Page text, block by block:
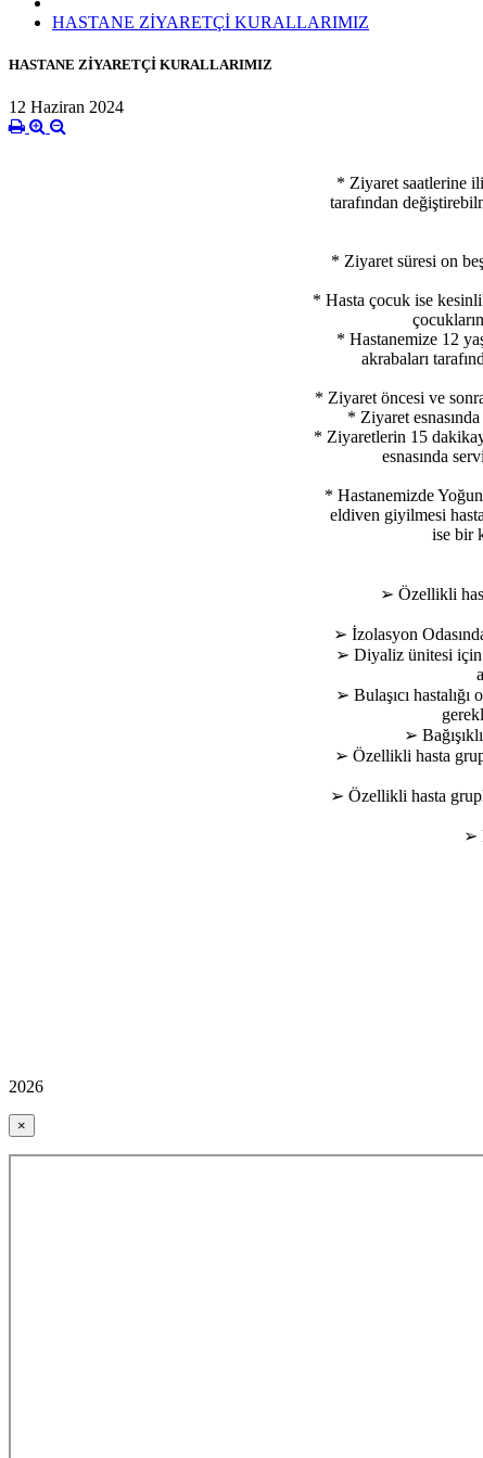
HASTANE ZİYARETÇİ KURALLARIMIZ
HASTANE ZİYARETÇİ KURALLARIMIZ
12 Haziran 2024
* Ziyaret saatlerine
tarafından
* Ziyaret süresi on
* Hasta çocuk ise
* Hastanemize 12
akrabaları
* Ziyaret öncesi ve
* Ziyaret
* Ziyaretlerin 15
esnasında
* Hastanemizde
eldiven giyilmesi
ise bir
➢ Özellikli
➢ İzolasyon
➢ Diyaliz ünitesi için
➢ Bulaşıcı
➢
➢ Özellikli hasta
➢ Özellikli hasta
➢
2026
×